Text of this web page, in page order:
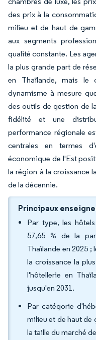
des prix à la
milieu et de haut de
aux segments
qualité constante. Les
la plus grande part de
en Thaïlande, mais le
dynamisme à mesure
des outils de gestion de
fidélité et une
performance régionale
centrales en termes
économique de l'Est
la région à la croissance
de la décennie.
Principaux
Par type, les
57,65 % de la
Thaïlande en 2025 ;
la croissance la
l'hôtellerie en
jusqu'en 2031.
Par catégorie
milieu et de haut de
la taille du marché